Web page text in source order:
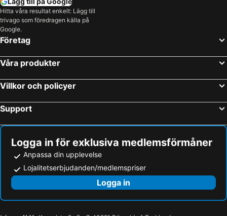
Hitta våra resultat enkelt: Lägg till
trivago som föredragen källa på
Google.
Företag
Våra produkter
Villkor och policyer
Support
Logga in för exklusiva medlemsförmåner
Anpassa din upplevelse
Lojalitetserbjudanden/medlemspriser
Logga in